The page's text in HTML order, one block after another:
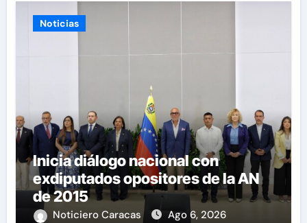
Noticias
Inicia diálogo nacional con
exdiputados opositores de la AN
de 2015
Noticiero Caracas Ago 6, 2026